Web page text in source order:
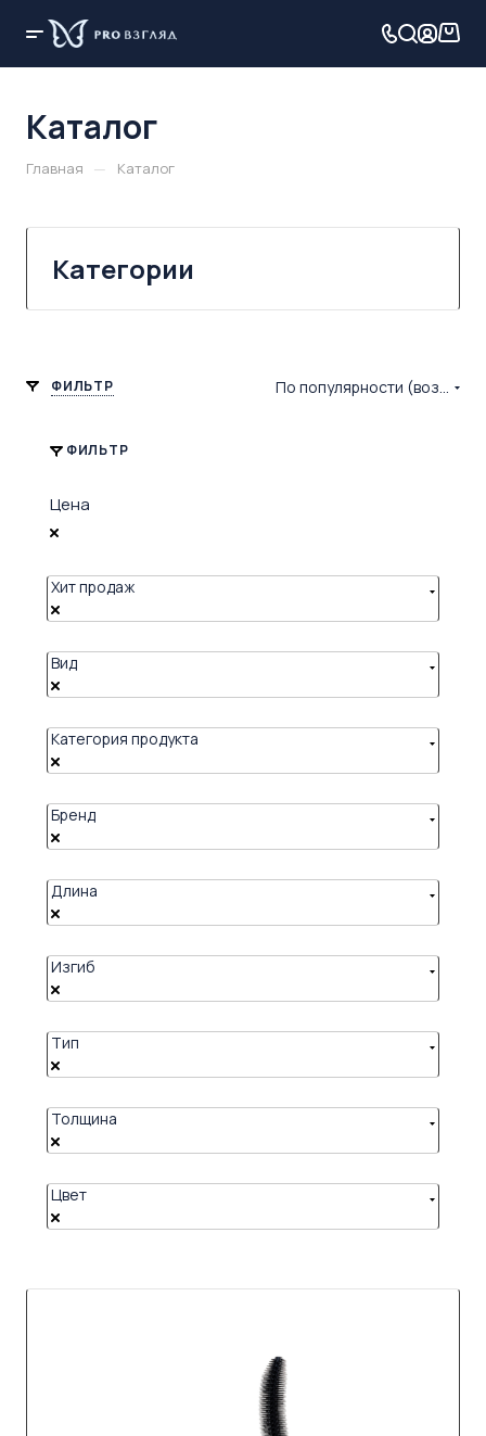
Каталог
Главная — Каталог
Категории
ФИЛЬТР По популярности (возрастание)
ФИЛЬТР
Цена
Хит продаж
Вид
Категория продукта
Бренд
Длина
Изгиб
Тип
Толщина
Цвет